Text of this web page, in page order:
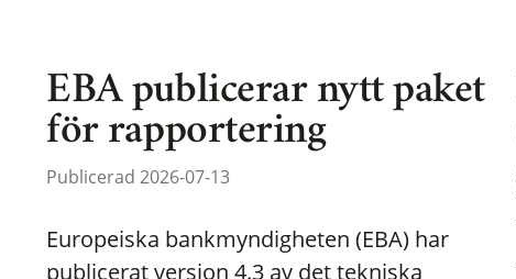
EBA publicerar nytt paket
för rapportering
Publicerad 2026-07-13
Europeiska bankmyndigheten (EBA) har
publicerat version 4.3 av det tekniska